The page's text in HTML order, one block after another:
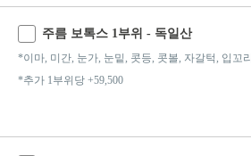
주름 보톡스 1부위 - 독일산
*이마, 미간, 눈가, 눈밑, 콧등, 콧볼, 자갈턱, 입꼬리
*추가 1부위당 +59,500